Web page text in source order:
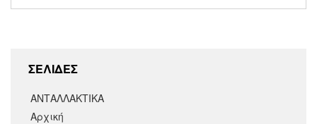
ΣΕΛΙΔΕΣ
ΑΝΤΑΛΛΑΚΤΙΚΑ
Αρχική